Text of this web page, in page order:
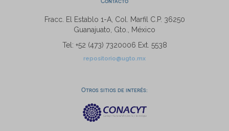
Fracc. El Establo 1-A, Col. Marfil C.P. 36250
Guanajuato, Gto., México
Tel: +52 (473) 7320006 Ext. 5538
repositorio@ugto.mx
Otros sitios de interés: